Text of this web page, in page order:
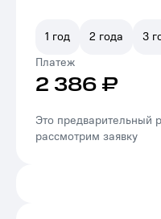
1 год 2 года 3
Платеж
2 386 ₽
Это предварительный
рассмотрим заявку